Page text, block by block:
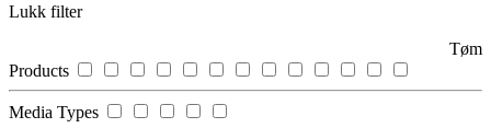
Lukk filter
Tøm
Products
Media Types